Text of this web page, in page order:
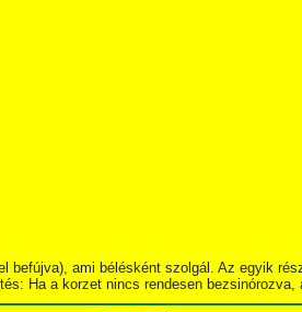
ami bélésként szolgál. Az egyik
Ha a korzet nincs rendesen